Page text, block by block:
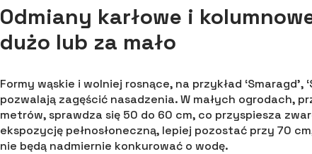
Odmiany karłowe i
dużo lub za mało
Formy wąskie i wolniej rosnące, na przykład ‘Smaragd’,
pozwalają zagęścić nasadzenia. W małych ogrodach,
metrów, sprawdza się 50 do 60 cm, co przyspiesza
ekspozycję pełnosłoneczną, lepiej pozostać przy 70
nie będą nadmiernie konkurować o wodę.